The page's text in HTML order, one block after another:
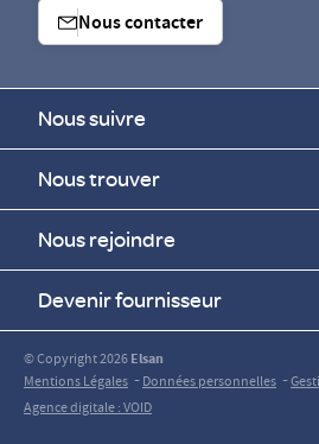
Nous contacter
Nous suivre
Nous trouver
Nous rejoindre
Devenir fournisseur
© Copyright 2026Elsan
Mentions Légales -Données personnelles -
Agence digitale : VOID